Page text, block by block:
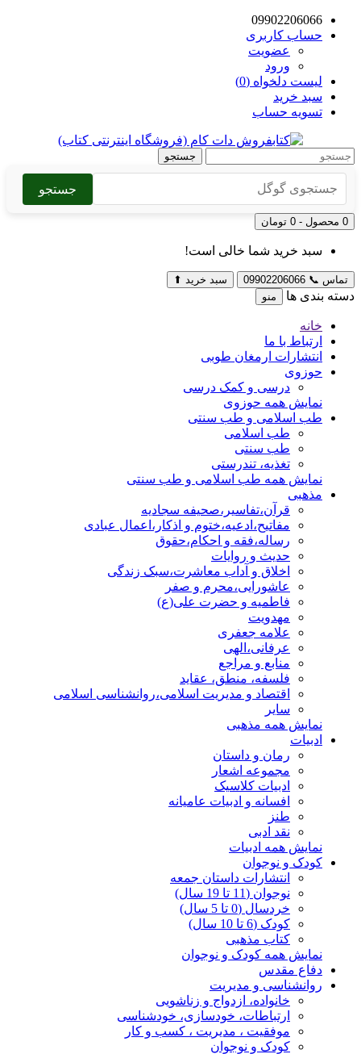
09902206066
حساب کاربری
عضویت
ورود
لیست دلخواه (0)
سبد خرید
تسویه حساب
جستجو
جستجو
0 محصول - 0 تومان
سبد خرید شما خالی است!
تماس 📞
09902206066 سبد خرید ⬆
دسته بندی ها منو
خانه
ارتباط با ما
انتشارات ارمغان طوبی
حوزوی
درسی و کمک درسی
نمایش همه حوزوی
طب اسلامی و طب سنتی
طب اسلامی
طب سنتی
تغذیه، تندرستی
نمایش همه طب اسلامی و طب سنتی
مذهبی
قرآن،تفاسیر،صحیفه سجادیه
مفاتیح،ادعیه،ختوم و اذکار،اعمال عبادی
رساله،فقه و احکام،حقوق
حدیث و روایات
اخلاق و آداب معاشرت،سبک زندگی
عاشورایی،محرم و صفر
فاطمیه و حضرت علی(ع)
مهدویت
علامه جعفری
عرفانی،الهی
منابع و مراجع
فلسفه، منطق، عقاید
اقتصاد و مدیریت اسلامی،روانشناسی اسلامی
سایر
نمایش همه مذهبی
ادبیات
رمان و داستان
مجموعه اشعار
ادبیات کلاسیک
افسانه و ادبیات عامیانه
طنز
نقد ادبی
نمایش همه ادبیات
کودک و نوجوان
انتشارات داستان جمعه
نوجوان (11 تا 19 سال)
خردسال (0 تا 5 سال)
کودک (6 تا 10 سال)
کتاب مذهبی
نمایش همه کودک و نوجوان
دفاع مقدس
روانشناسی و مدیریت
خانواده، ازدواج و زناشویی
ارتباطات، خودسازی، خودشناسی
موفقیت ، مدیریت ، کسب و کار
کودک و نوجوان